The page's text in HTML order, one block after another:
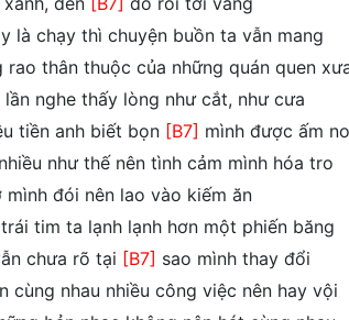
là chạy thì chuyện buồn ta vẫn mang
rao thân thuộc của những quán quen
lần nghe thấy lòng như cắt, như cưa
tiền anh biết bọn [B7] mình được ấm no
như thế nên tình cảm mình hóa tro
mình đói nên lao vào kiếm ăn
tim ta lạnh lạnh hơn một phiến băng
chưa rõ tại [B7] sao mình thay đổi
cùng nhau nhiều công việc nên hay vội